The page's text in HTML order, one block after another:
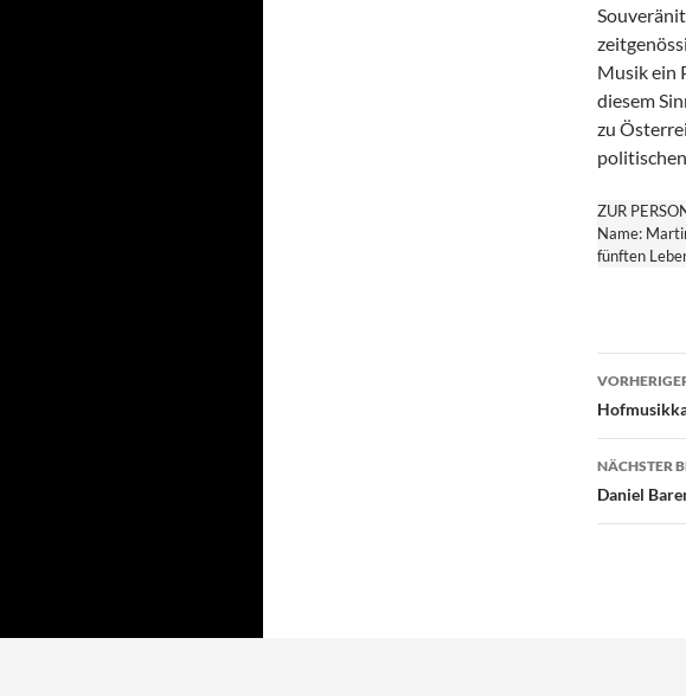
Musik ein
diesem
zu
ZUR
Name:
fünften
NÄCHSTER
Daniel